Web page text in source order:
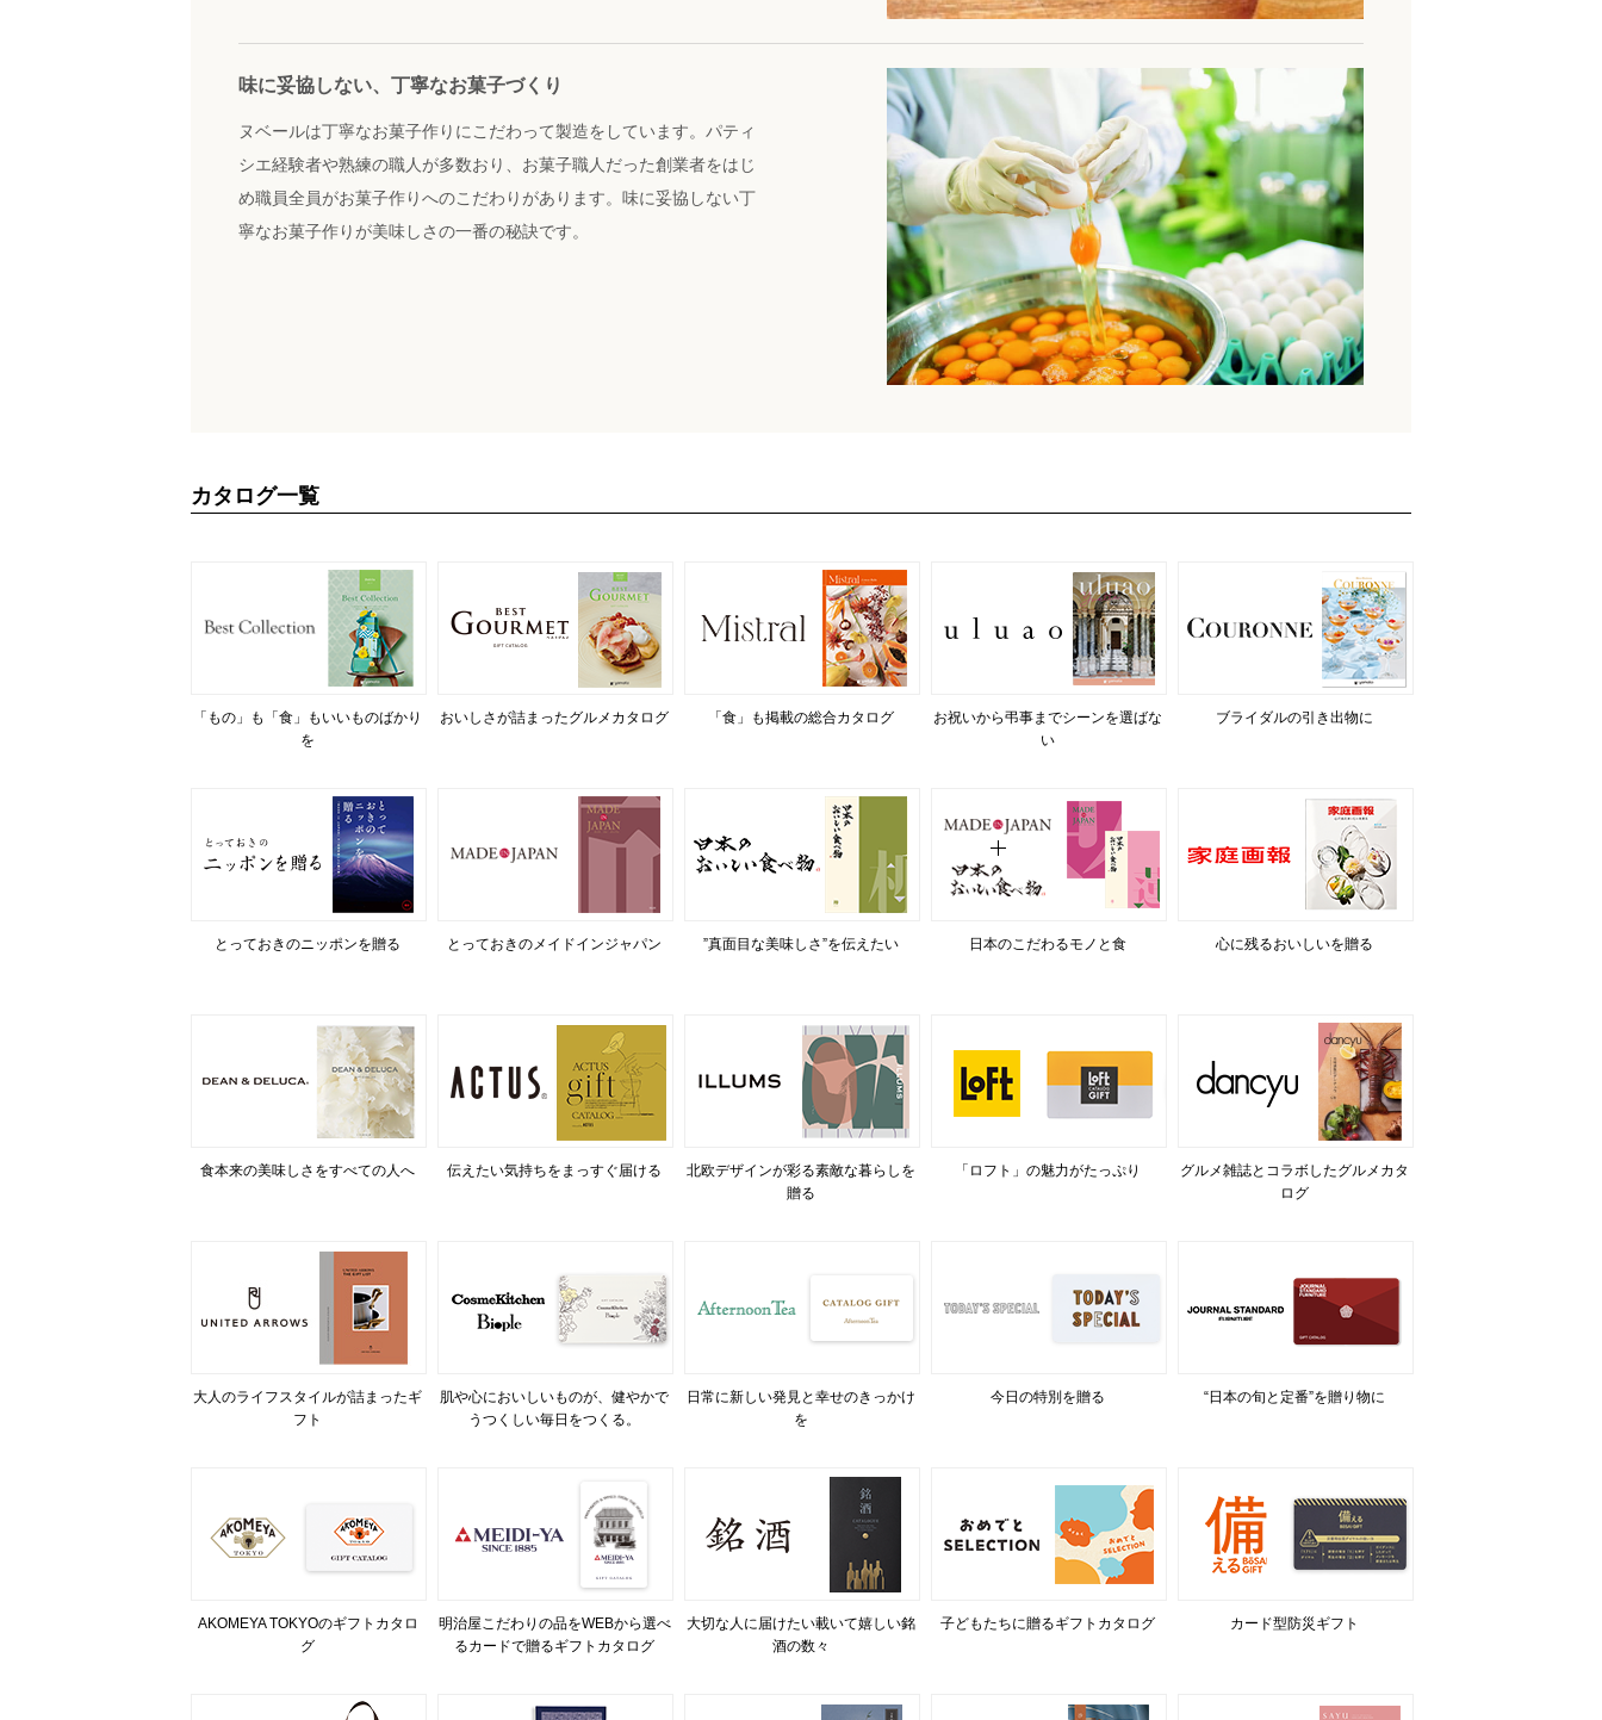
味に妥協しない、丁寧なお菓子づくり
ヌベールは丁寧なお菓子作りにこだわって製造をしています。パティ
シエ経験者や熟練の職人が多数おり、お菓子職人だった創業者をはじ
め職員全員がお菓子作りへのこだわりがあります。味に妥協しない丁
寧なお菓子作りが美味しさの一番の秘訣です。
カタログ一覧
「もの」も「食」もいいものばかり
を
おいしさが詰まったグルメカタログ 「食」も掲載の総合カタログ
お祝いから弔事までシーンを選ばな
い
ブライダルの引き出物に
とっておきのニッポンを贈る とっておきのメイドインジャパン ”真面目な美味しさ”を伝えたい 日本のこだわるモノと食 心に残るおいしいを贈る
食本来の美味しさをすべての人へ 伝えたい気持ちをまっすぐ届ける
北欧デザインが彩る素敵な暮らしを
贈る
「ロフト」の魅力がたっぷり
グルメ雑誌とコラボしたグルメカタ
ログ
大人のライフスタイルが詰まったギ
フト
肌や心においしいものが、健やかで
うつくしい毎日をつくる。
日常に新しい発見と幸せのきっかけ
を
今日の特別を贈る “日本の旬と定番”を贈り物に
AKOMEYA TOKYOのギフトカタロ
グ
明治屋こだわりの品をWEBから選べ
るカードで贈るギフトカタログ
大切な人に届けたい載いて嬉しい銘
酒の数々
子どもたちに贈るギフトカタログ カード型防災ギフト